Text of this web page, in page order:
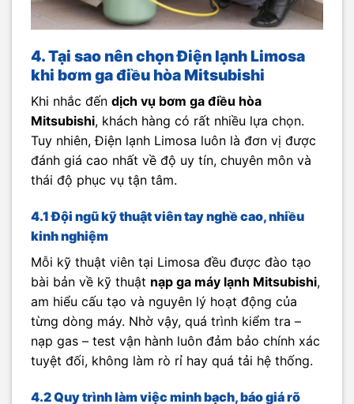
4. Tại sao nên chọn Điện lạnh Limosa
khi bơm ga điều hòa Mitsubishi
Khi nhắc đến dịch vụ bơm ga điều hòa
Mitsubishi, khách hàng có rất nhiều lựa chọn.
Tuy nhiên, Điện lạnh Limosa luôn là đơn vị được
đánh giá cao nhất về độ uy tín, chuyên môn và
thái độ phục vụ tận tâm.
4.1 Đội ngũ kỹ thuật viên tay nghề cao, nhiều
kinh nghiệm
Mỗi kỹ thuật viên tại Limosa đều được đào tạo
bài bản về kỹ thuật nạp ga máy lạnh Mitsubishi,
am hiểu cấu tạo và nguyên lý hoạt động của
từng dòng máy. Nhờ vậy, quá trình kiểm tra –
nạp gas – test vận hành luôn đảm bảo chính xác
tuyệt đối, không làm rò rỉ hay quá tải hệ thống.
4.2 Quy trình làm việc minh bạch, báo giá rõ